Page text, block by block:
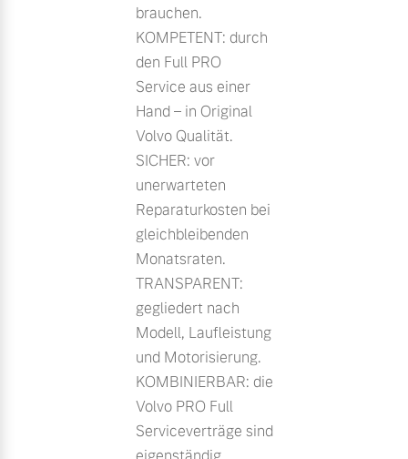
brauchen.
KOMPETENT: durch
den Full PRO
Service aus einer
Hand – in Original
Volvo Qualität.
SICHER: vor
unerwarteten
Reparaturkosten bei
gleichbleibenden
Monatsraten.
TRANSPARENT:
gegliedert nach
Modell, Laufleistung
und Motorisierung.
KOMBINIERBAR: die
Volvo PRO Full
Serviceverträge sind